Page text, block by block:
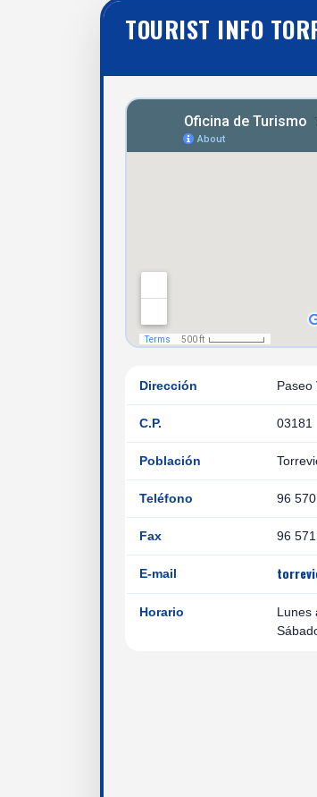
TOURIST INFO
Dirección Paseo
C.P. 03181
Población
Teléfono 96
Fax 96
E-mail
Horario
Lunes